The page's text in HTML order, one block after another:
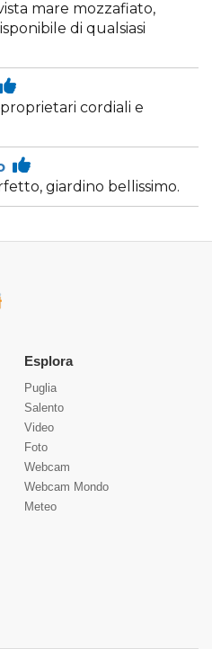
mare mozzafiato,
di qualsiasi
cordiali e
giardino bellissimo.
Esplora
Puglia
Salento
Video
Foto
Webcam
Webcam Mondo
Meteo